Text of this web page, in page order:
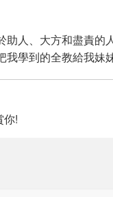
助人、大方和盡責
學到的全教給我妹妹
你!